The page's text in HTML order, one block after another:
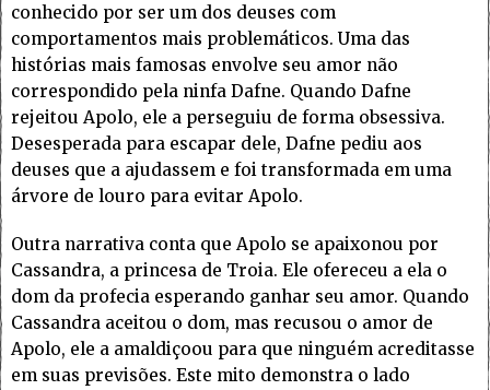
conhecido por ser um dos deuses com
comportamentos mais problemáticos. Uma das
histórias mais famosas envolve seu amor não
correspondido pela ninfa Dafne. Quando Dafne
rejeitou Apolo, ele a perseguiu de forma obsessiva.
Desesperada para escapar dele, Dafne pediu aos
deuses que a ajudassem e foi transformada em uma
árvore de louro para evitar Apolo.
Outra narrativa conta que Apolo se apaixonou por
Cassandra, a princesa de Troia. Ele ofereceu a ela o
dom da profecia esperando ganhar seu amor. Quando
Cassandra aceitou o dom, mas recusou o amor de
Apolo, ele a amaldiçoou para que ninguém acreditasse
em suas previsões. Este mito demonstra o lado